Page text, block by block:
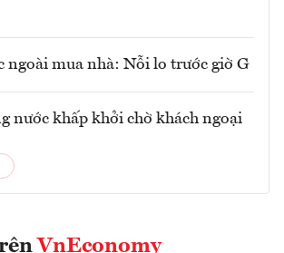
ngoài mua nhà: Nỗi lo trước giờ G
nước khấp khởi chờ khách ngoại
VnEconomy